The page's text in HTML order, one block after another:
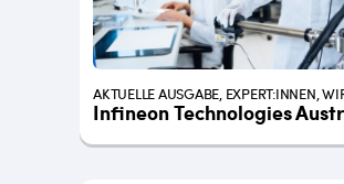
AKTUELLE AUSGABE, EXPERT:INNEN,
Infineon Technologies